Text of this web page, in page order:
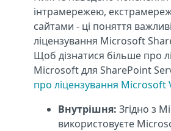
інтрамережею,
сайтами - ці поняття
ліцензування Microsoft
Щоб дізнатися більше про
Microsoft для SharePoint
про ліцензування Microsoft
Внутрішня: Згідно з
використовуєте